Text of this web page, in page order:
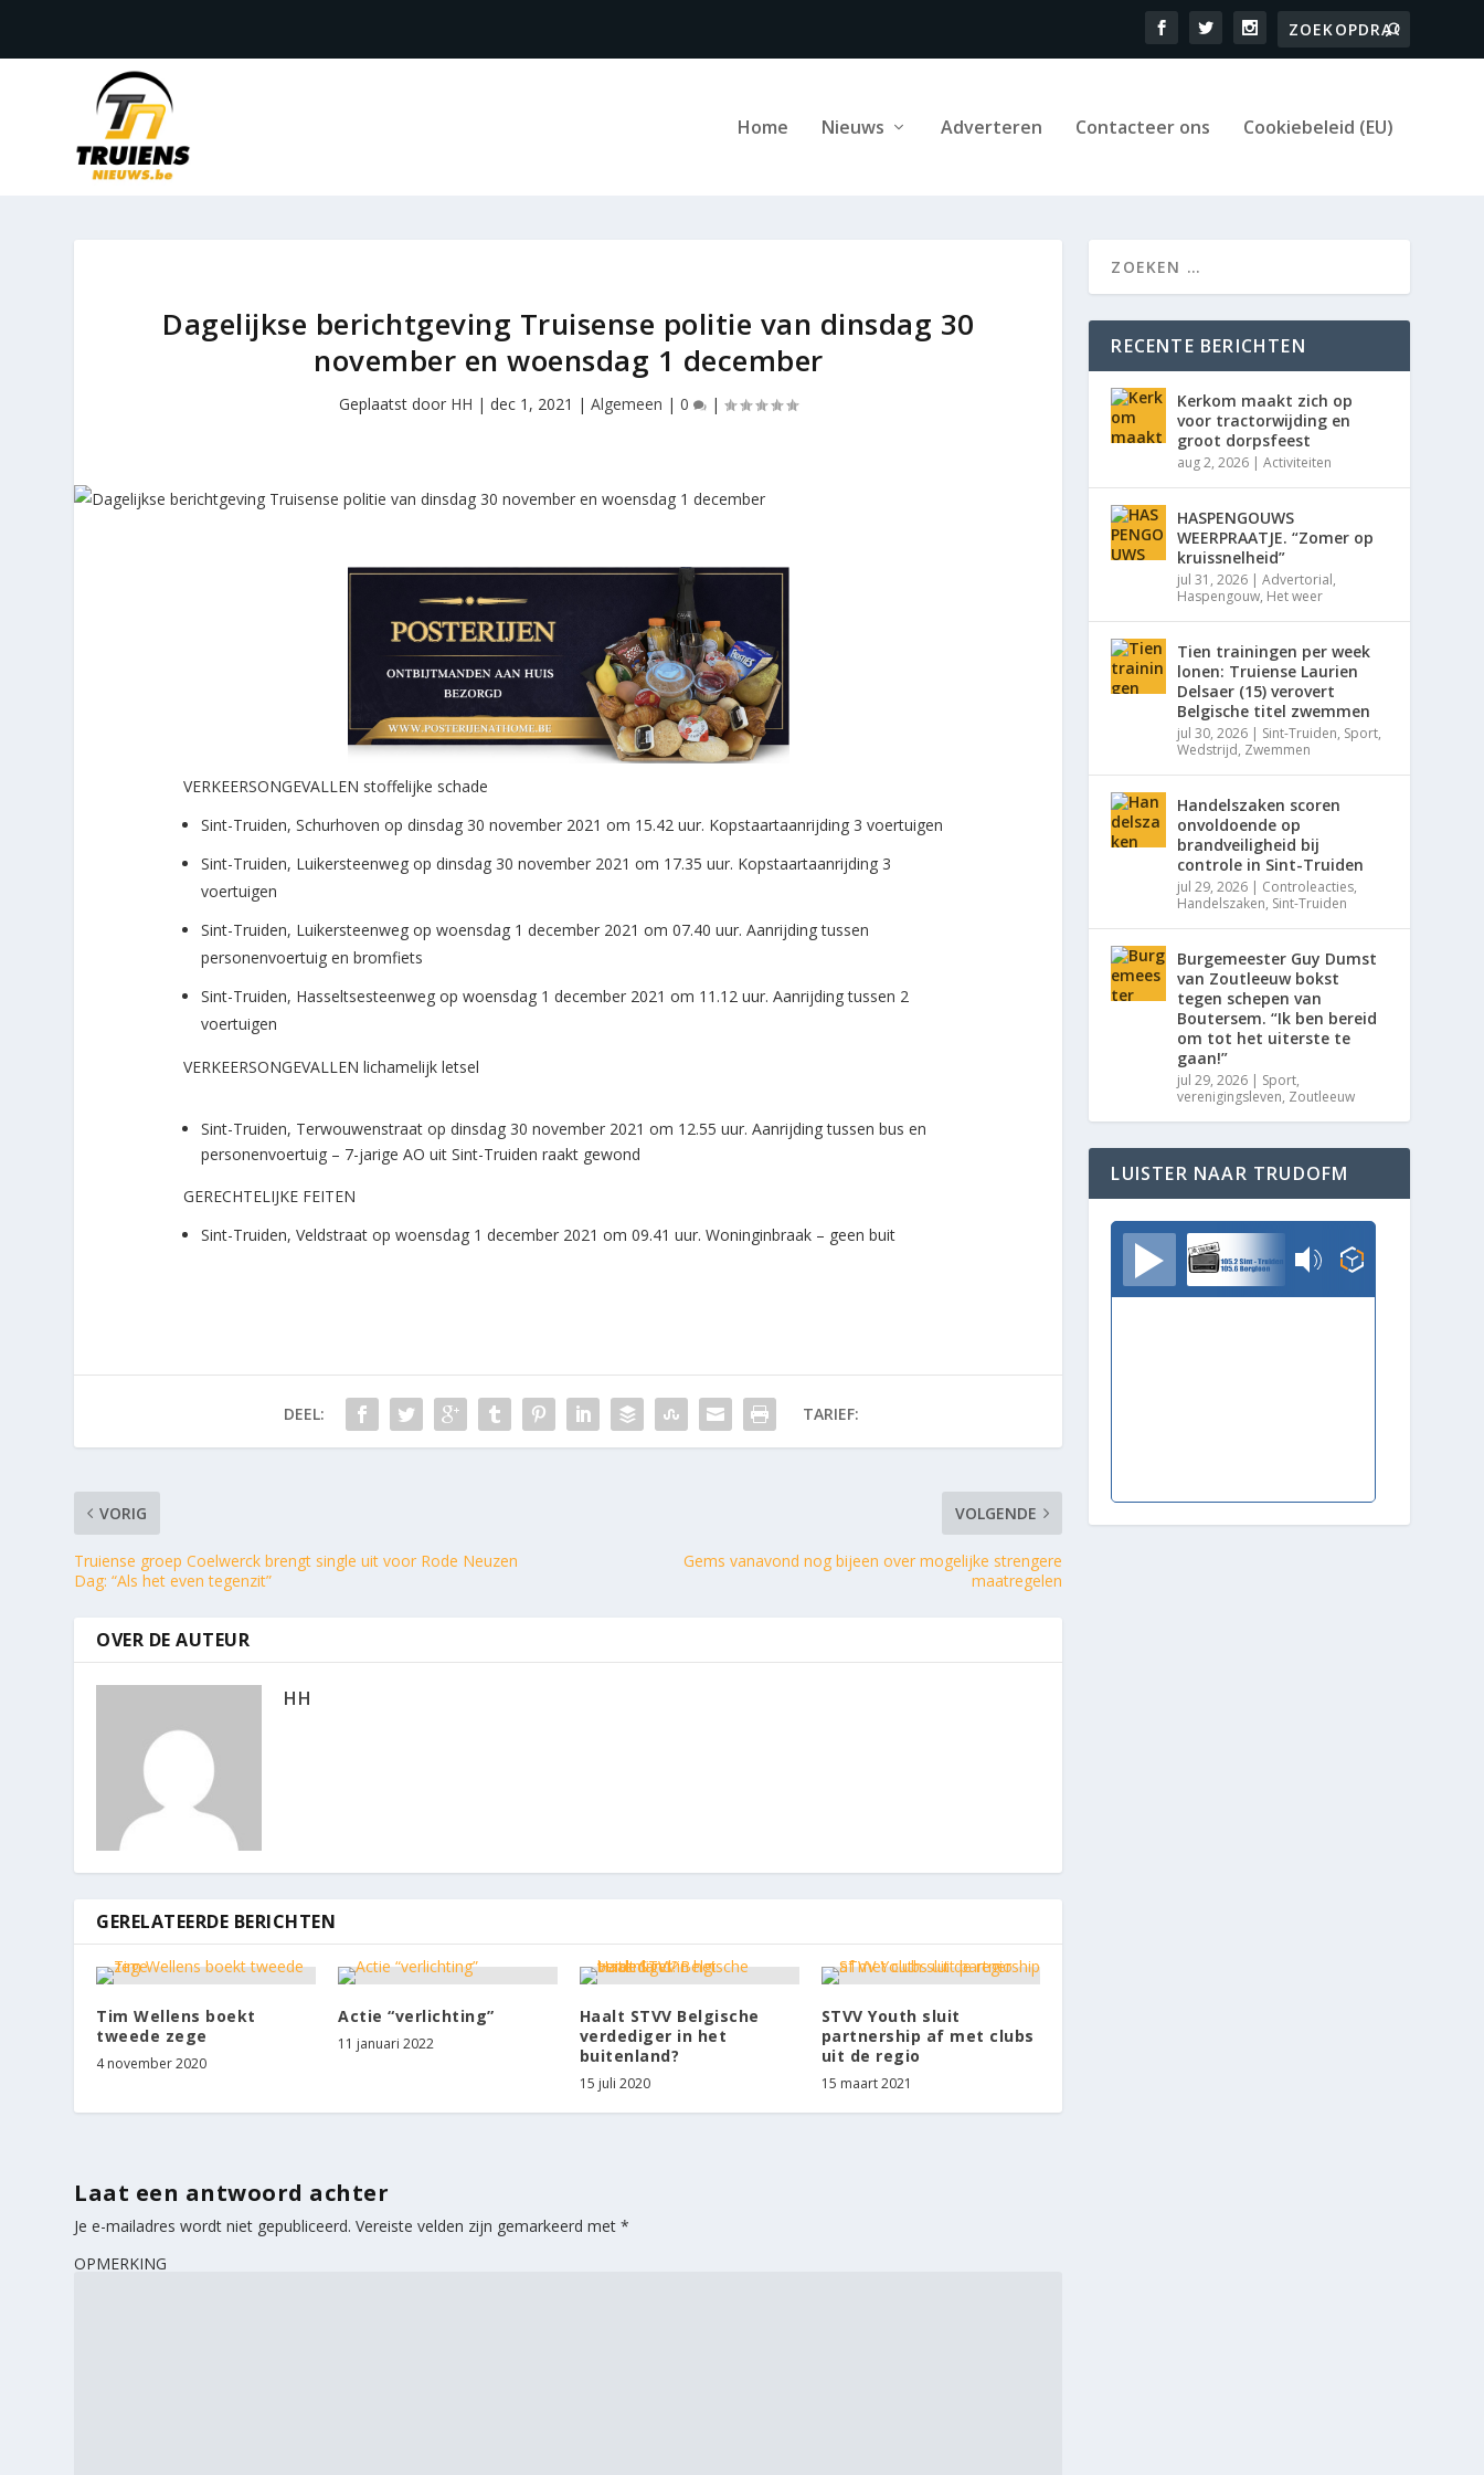
Home Nieuws Adverteren Contacteer ons Cookiebeleid (EU)
Dagelijkse berichtgeving Truisense politie van dinsdag 30
november en woensdag 1 december
Geplaatst door HH |dec 1, 2021 |Algemeen |0 |
VERKEERSONGEVALLEN stoffelijke schade
Sint-Truiden, Schurhoven op dinsdag 30 november 2021 om 15.42 uur. Kopstaartaanrijding 3 voertuigen
Sint-Truiden, Luikersteenweg op dinsdag 30 november 2021 om 17.35 uur. Kopstaartaanrijding 3
voertuigen
Sint-Truiden, Luikersteenweg op woensdag 1 december 2021 om 07.40 uur. Aanrijding tussen
personenvoertuig en bromfiets
Sint-Truiden, Hasseltsesteenweg op woensdag 1 december 2021 om 11.12 uur. Aanrijding tussen 2
voertuigen
VERKEERSONGEVALLEN lichamelijk letsel
Sint-Truiden, Terwouwenstraat op dinsdag 30 november 2021 om 12.55 uur. Aanrijding tussen bus en
personenvoertuig – 7-jarige AO uit Sint-Truiden raakt gewond
GERECHTELIJKE FEITEN
Sint-Truiden, Veldstraat op woensdag 1 december 2021 om 09.41 uur. Woninginbraak – geen buit
DEEL: TARIEF:
VORIG
Truiense groep Coelwerck brengt single uit voor Rode Neuzen
Dag: “Als het even tegenzit”
VOLGENDE
Gems vanavond nog bijeen over mogelijke strengere
maatregelen
OVER DE AUTEUR
HH
GERELATEERDE BERICHTEN
Tim Wellens boekt
tweede zege
4 november 2020
Actie “verlichting”
11 januari 2022
Haalt STVV Belgische
verdediger in het
buitenland?
15 juli 2020
STVV Youth sluit
partnership af met clubs
uit de regio
15 maart 2021
Laat een antwoord achter
Je e-mailadres wordt niet gepubliceerd. Vereiste velden zijn gemarkeerd met*
OPMERKING
RECENTE BERICHTEN
Kerkom maakt zich op
voor tractorwijding en
groot dorpsfeest
aug 2, 2026 |Activiteiten
HASPENGOUWS
WEERPRAATJE. “Zomer op
kruissnelheid”
jul 31, 2026 |Advertorial,
Haspengouw, Het weer
Tien trainingen per week
lonen: Truiense Laurien
Delsaer (15) verovert
Belgische titel zwemmen
jul 30, 2026 | Sint-Truiden, Sport,
Wedstrijd, Zwemmen
Handelszaken scoren
onvoldoende op
brandveiligheid bij
controle in Sint-Truiden
jul 29, 2026 | Controleacties,
Handelszaken, Sint-Truiden
Burgemeester Guy Dumst
van Zoutleeuw bokst
tegen schepen van
Boutersem. “Ik ben bereid
om tot het uiterste te
gaan!”
jul 29, 2026 | Sport,
verenigingsleven, Zoutleeuw
LUISTER NAAR TRUDOFM
TrudoFM